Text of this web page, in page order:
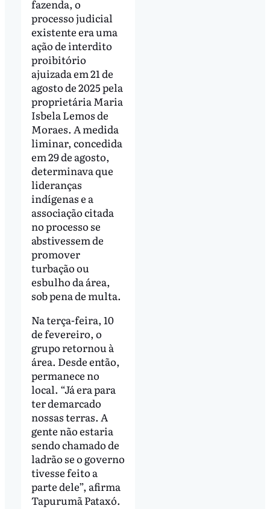
fazenda, o
processo judicial
existente era uma
ação de interdito
proibitório
ajuizada em 21 de
agosto de 2025 pela
proprietária Maria
Isbela Lemos de
Moraes. A medida
liminar, concedida
em 29 de agosto,
determinava que
lideranças
indígenas e a
associação citada
no processo se
abstivessem de
promover
turbação ou
esbulho da área,
sob pena de multa.
Na terça-feira, 10
de fevereiro, o
grupo retornou à
área. Desde então,
permanece no
local. “Já era para
ter demarcado
nossas terras. A
gente não estaria
sendo chamado de
ladrão se o governo
tivesse feito a
parte dele”, afirma
Tapurumã Pataxó.